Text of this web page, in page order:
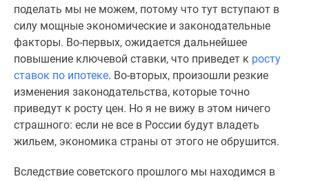
поделать мы не можем, потому что тут вступают в
силу мощные экономические и законодательные
факторы. Во-первых, ожидается дальнейшее
повышение ключевой ставки, что приведет к росту
ставок по ипотеке. Во-вторых, произошли резкие
изменения законодательства, которые точно
приведут к росту цен. Но я не вижу в этом ничего
страшного: если не все в России будут владеть
жильем, экономика страны от этого не обрушится.
Вследствие советского прошлого мы находимся в